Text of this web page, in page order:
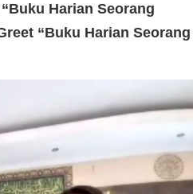
“Buku Harian Seorang
“Buku Harian Seorang